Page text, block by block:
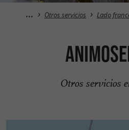
Otros servicios Lado
Otros servicios